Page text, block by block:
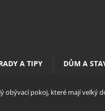
A TIPY DŮM A
obývací pokoj, které mají velký